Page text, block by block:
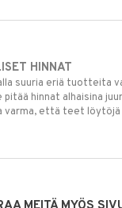
HINNAT
suuria eriä tuotteita
pitää hinnat alhaisina
varma, että teet löytöjä